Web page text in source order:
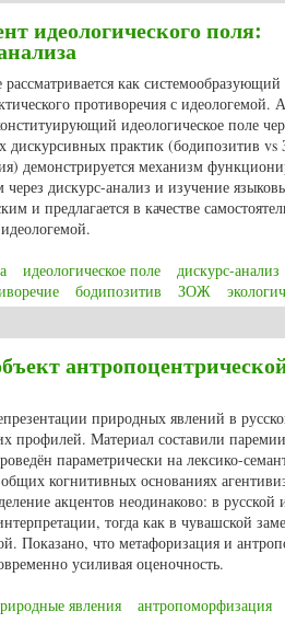
идеологического поля:
как
противоречия с идеологемой.
идеологическое поле
дискурсивных практик (бодипозитив
демонстрируется механизм
дискурс-анализ и изучение
и предлагается в качестве
идеологическое поле дискурс-анализ
бодипозитив ЗОЖ
природных явлений в
профилей. Материал составили
параметрически на лексико-
когнитивных основаниях
акцентов неодинаково: в русской
тогда как в чувашской
Показано, что метафоризация и
усиливая оценочность.
явления антропоморфизация